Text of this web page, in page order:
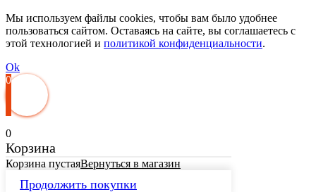
Мы используем файлы cookies, чтобы вам было удобнее
пользоваться сайтом. Оставаясь на сайте, вы соглашаетесь с
этой технологией и политикой конфиденциальности.
Ok
0
0
Корзина
Корзина пустаяВернуться в магазин
Продолжить покупки